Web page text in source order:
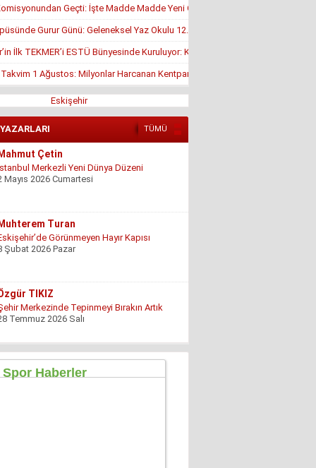
Geçti: İşte Madde Madde Yeni Öğrenci Affı Rehberi
Gurur Günü: Geleneksel Yaz Okulu 12. Kez Kapanış Yaptı
İlk TEKMER’i ESTÜ Bünyesinde Kuruluyor: KOSGEB Onayı Geldi
Takvim 1 Ağustos: Milyonlar Harcanan Kentpark Plajı Ne Zaman Açılacak?
Eskişehir
TÜMÜ
Çetin
Merkezli Yeni Dünya Düzeni
Mayıs 2026 Cumartesi
Turan
Görünmeyen Hayır Kapısı
Şubat 2026 Pazar
TIKIZ
Merkezinde Tepinmeyi Bırakın Artık
Temmuz 2026 Salı
Kocabay
Fetö provokasyon mu!”